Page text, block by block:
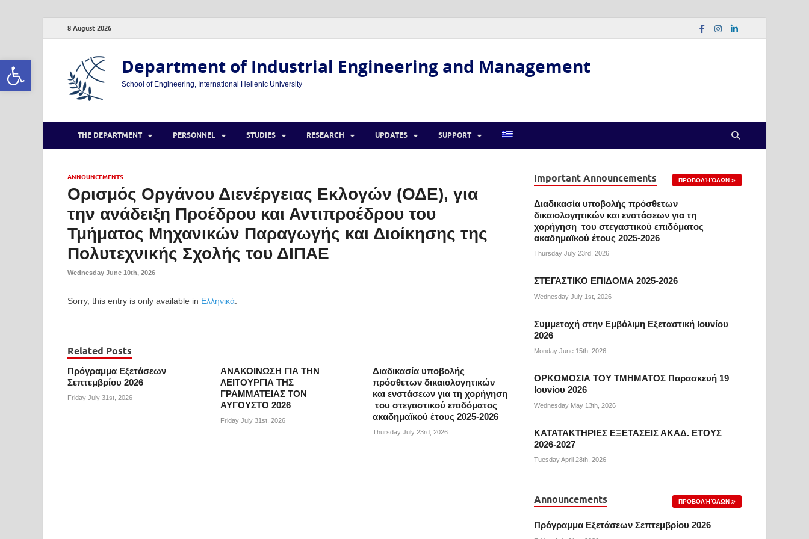
Open toolbar
8 August 2026
Department of Industrial Engineering and Management
School of Engineering, International Hellenic University
THE DEPARTMENT PERSONNEL STUDIES RESEARCH UPDATES SUPPORT
ANNOUNCEMENTS
Ορισμός Οργάνου Διενέργειας Εκλογών (ΟΔΕ), για
την ανάδειξη Προέδρου και Αντιπροέδρου του
Τμήματος Μηχανικών Παραγωγής και Διοίκησης της
Πολυτεχνικής Σχολής του ΔΙΠΑΕ
Wednesday June 10th, 2026
Sorry, this entry is only available in Ελληνικά
Related Posts
Πρόγραμμα Εξετάσεων
Σεπτεμβρίου 2026
Friday July 31st, 2026
ΑΝΑΚΟΙΝΩΣΗ ΓΙΑ ΤΗΝ
ΛΕΙΤΟΥΡΓΙΑ ΤΗΣ
ΓΡΑΜΜΑΤΕΙΑΣ ΤΟΝ
ΑΥΓΟΥΣΤΟ 2026
Friday July 31st, 2026
Διαδικασία υποβολής
πρόσθετων δικαιολογητικών
και ενστάσεων για τη χορήγηση
του στεγαστικού επιδόματος
ακαδημαϊκού έτους 2025-2026
Thursday July 23rd, 2026
Important Announcements ΠΡΟΒΟΛΉ ΌΛΩΝ
Διαδικασία υποβολής πρόσθετων
δικαιολογητικών και ενστάσεων για τη
χορήγηση του στεγαστικού επιδόματος
ακαδημαϊκού έτους 2025-2026
Thursday July 23rd, 2026
ΣΤΕΓΑΣΤΙΚΟ ΕΠΙΔΟΜΑ 2025-2026
Wednesday July 1st, 2026
Συμμετοχή στην Εμβόλιμη Εξεταστική Ιουνίου
2026
Monday June 15th, 2026
ΟΡΚΩΜΟΣΙΑ ΤΟΥ ΤΜΗΜΑΤΟΣ Παρασκευή 19
Ιουνίου 2026
Wednesday May 13th, 2026
ΚΑΤΑΤΑΚΤΗΡΙΕΣ ΕΞΕΤΑΣΕΙΣ ΑΚΑΔ. ΕΤΟΥΣ
2026-2027
Tuesday April 28th, 2026
Announcements ΠΡΟΒΟΛΉ ΌΛΩΝ
Πρόγραμμα Εξετάσεων Σεπτεμβρίου 2026